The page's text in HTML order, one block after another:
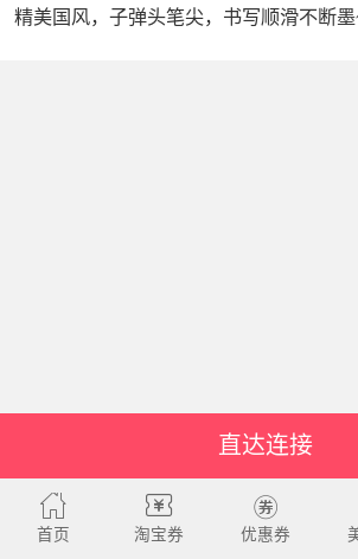
精美国风，子弹头笔尖，书写顺滑不断
直达连接
首页 淘宝券 优惠券